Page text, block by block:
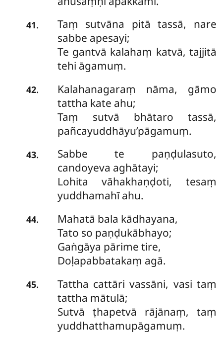
41.
Taṃ sutvāna pitā tassā, nare
sabbe apesayi;
Te gantvā kalahaṃ katvā, tajjitā
tehi āgamuṃ.
42.
Kalahanagaraṃ nāma, gāmo
tattha kate ahu;
Taṃ sutvā bhātaro tassā,
pañcayuddhāyu’pāgamuṃ.
43.
Sabbe te paṇḍulasuto,
candoyeva aghātayi;
Lohita vāhakhaṇḍoti, tesaṃ
yuddhamahī ahu.
44.
Mahatā bala kādhayana,
Tato so paṇḍukābhayo;
Gaṅgāya pārime tire,
Doḷapabbatakaṃ agā.
45.
Tattha cattāri vassāni, vasi taṃ
tattha mātulā;
Sutvā ṭhapetvā rājānaṃ, taṃ
yuddhatthamupāgamuṃ.